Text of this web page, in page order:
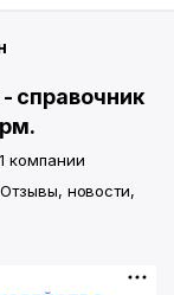
справочник
компании
новости,